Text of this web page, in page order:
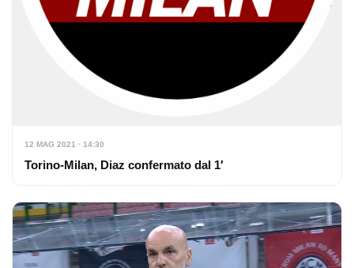
12 MAG 2021 · 14:30
Torino-Milan, Diaz confermato dal 1′